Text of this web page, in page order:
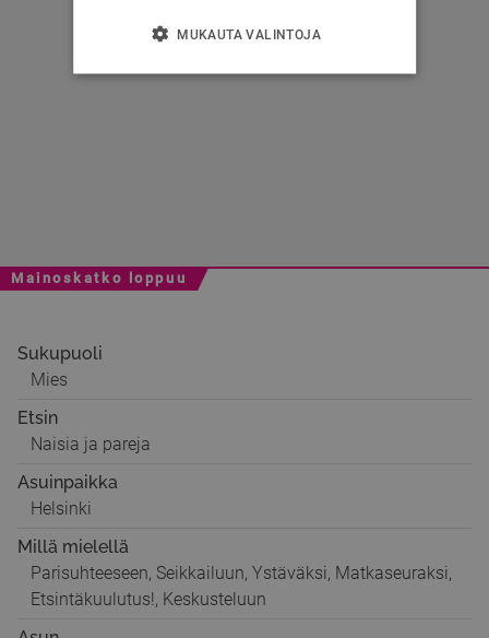
Mainoskatko loppuu
Sukupuoli
Mies
Etsin
Naisia ja pareja
Asuinpaikka
Helsinki
Millä mielellä
Parisuhteeseen, Seikkailuun, Ystäväksi, Matkaseuraksi,
Etsintäkuulutus!, Keskusteluun
MUKAUTA VALINTOJA